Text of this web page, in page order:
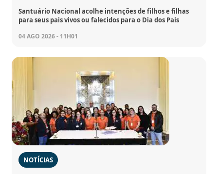
Santuário Nacional acolhe intenções de filhos e filhas
para seus pais vivos ou falecidos para o Dia dos Pais
04 AGO 2026 - 11H01
NOTÍCIAS